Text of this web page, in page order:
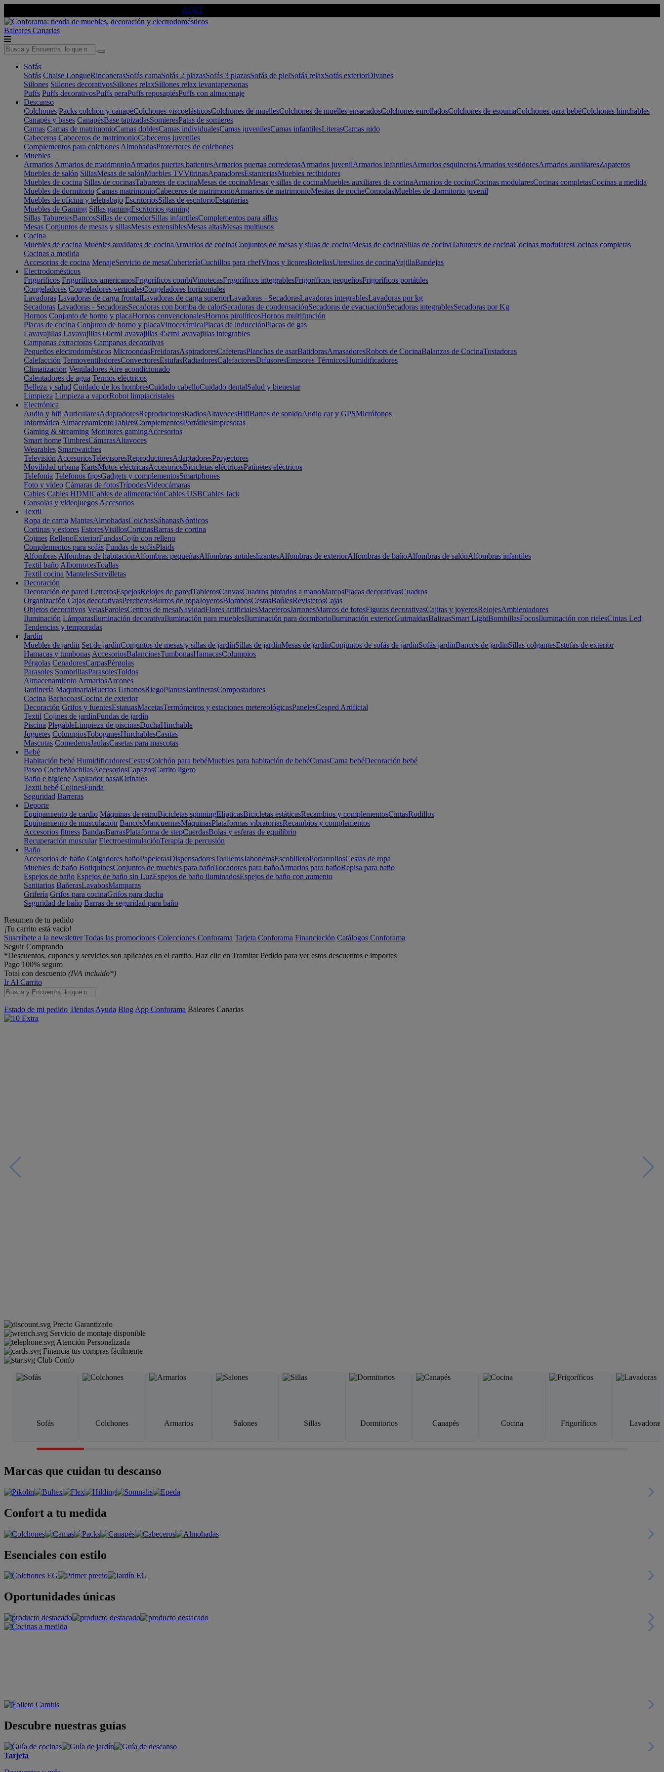
AQUÍ
Baleares Canarias
Sofás
Sofás Chaise LongueRinconerasSofás camaSofás 2 plazasSofás 3 plazasSofás de pielSofás relaxSofás exteriorDivanes
Sillones Sillones decorativosSillones relaxSillones relax levantapersonas
Puffs Puffs decorativosPuffs peraPuffs reposapiésPuffs con almacenaje
Descanso
Colchones Packs colchón y canapéColchones viscoelásticosColchones de muellesColchones de muelles ensacadosColchones enrolladosColchones de espumaColchones para bebéColchones hinchables
Canapés y bases CanapésBase tapizadasSomieresPatas de somieres
Camas Camas de matrimonioCamas doblesCamas individualesCamas juvenilesCamas infantilesLiterasCamas nido
Cabeceros Cabeceros de matrimonioCabeceros juveniles
Complementos para colchones AlmohadasProtectores de colchones
Muebles
Armarios Armarios de matrimonioArmarios puertas batientesArmarios puertas correderasArmarios juvenilArmarios infantilesArmarios esquinerosArmarios vestidoresArmarios auxiliaresZapateros
Muebles de salón SillasMesas de salónMuebles TVVitrinasAparadoresEstanteriasMuebles recibidores
Muebles de cocina Sillas de cocinasTaburetes de cocinaMesas de cocinaMesas y sillas de cocinaMuebles auxiliares de cocinaArmarios de cocinaCocinas modularesCocinas completasCocinas a medida
Muebles de dormitorio Camas matrimonioCabeceros de matrimonioArmarios de matrimonioMesitas de nocheComodasMuebles de dormitorio juvenil
Muebles de oficina y teletrabajo EscritoriosSillas de escritorioEstanterías
Muebles de Gaming Sillas gamingEscritorios gaming
Sillas TaburetesBancosSillas de comedorSillas infantilesComplementos para sillas
Mesas Conjuntos de mesas y sillasMesas extensiblesMesas altasMesas multiusos
Cocina
Muebles de cocina Muebles auxiliares de cocinaArmarios de cocinaConjuntos de mesas y sillas de cocinaMesas de cocinaSillas de cocinaTaburetes de cocinaCocinas modularesCocinas completas
Cocinas a medida
Accesorios de cocina MenajeServicio de mesaCuberteríaCuchillos para chefVinos y licoresBotellasUtensilios de cocinaVajillaBandejas
Electrodomésticos
Frigoríficos Frigoríficos americanosFrigoríficos combiVinotecasFrigoríficos integrablesFrigoríficos pequeñosFrigoríficos portátiles
Congeladores Congeladores verticalesCongeladores horizontales
Lavadoras Lavadoras de carga frontalLavadoras de carga superiorLavadoras - SecadorasLavadoras integrablesLavadoras por kg
Secadoras Lavadoras - SecadorasSecadoras con bomba de calorSecadoras de condensaciónSecadoras de evacuaciónSecadoras integrablesSecadoras por Kg
Hornos Conjunto de horno y placaHornos convencionalesHornos pirolíticosHornos multifunción
Placas de cocina Conjunto de horno y placaVitrocerámicaPlacas de inducciónPlacas de gas
Lavavajillas Lavavajillas 60cmLavavajillas 45cmLavavajillas integrables
Campanas extractoras Campanas decorativas
Pequeños electrodomésticos MicroondasFreidorasAspiradoresCafeterasPlanchas de asarBatidorasAmasadoresRobots de CocinaBalanzas de CocinaTostadoras
Calefacción TermoventiladoresConvectoresEstufasRadiadoresCalefactoresDifusoresEmisores TérmicosHumidificadores
Climatización Ventiladores Aire acondicionado
Calentadores de agua Termos eléctricos
Belleza y salud Cuidado de los hombresCuidado cabelloCuidado dentalSalud y bienestar
Limpieza Limpieza a vaporRobot limpiacristales
Electrónica
Audio y hifi AuricularesAdaptadoresReproductoresRadiosAltavocesHifiBarras de sonidoAudio car y GPSMicrófonos
Informática AlmacenamientoTabletsComplementosPortátilesImpresoras
Gaming & streaming Monitores gamingAccesorios
Smart home TimbresCámarasAltavoces
Wearables Smartwatches
Televisión AccesoriosTelevisoresReproductoresAdaptadoresProyectores
Movilidad urbana KartsMotos eléctricasAccesoriosBicicletas eléctricasPatinetes eléctricos
Telefonía Teléfonos fijosGadgets y complementosSmartphones
Foto y vídeo Cámaras de fotosTrípodesVideocámaras
Cables Cables HDMICables de alimentaciónCables USBCables Jack
Consolas y videojuegos Accesorios
Textil
Ropa de cama MantasAlmohadasColchasSábanasNórdicos
Cortinas y estores EstoresVisillosCortinasBarras de cortina
Cojines RellenoExteriorFundasCojín con relleno
Complementos para sofás Fundas de sofásPlaids
Alfombras Alfombras de habitaciónAlfombras pequeñasAlfombras antideslizantesAlfombras de exteriorAlfombras de bañoAlfombras de salónAlfombras infantiles
Textil baño AlbornocesToallas
Textil cocina MantelesServilletas
Decoración
Decoración de pared LetrerosEspejosRelojes de paredTablerosCanvasCuadros pintados a manoMarcosPlacas decorativasCuadros
Organización Cajas decorativasPercherosBurros de ropaJoyerosBiombosCestasBaúlesRevisterosCajas
Objetos decorativos VelasFarolesCentros de mesaNavidadFlores artificialesMaceterosJarronesMarcos de fotosFiguras decorativasCajitas y joyerosRelojesAmbientadores
Iluminación LámparasIluminación decorativaIluminación para mueblesIluminación para dormitorioIluminación exteriorGuirnaldasBalizasSmart LightBombillasFocosIluminación con rielesCintas Led
Tendencias y temporadas
Jardín
Muebles de jardín Set de jardínConjuntos de mesas y sillas de jardínSillas de jardínMesas de jardínConjuntos de sofás de jardínSofás jardínBancos de jardínSillas colgantesEstufas de exterior
Hamacas y tumbonas AccesoriosBalancinesTumbonasHamacasColumpios
Pérgolas CenadoresCarpasPérgolas
Parasoles SombrillasParasolesToldos
Almacenamiento ArmariosArcones
Jardinería MaquinariaHuertos UrbanosRiegoPlantasJardinerasCompostadores
Cocina BarbacoasCocina de exterior
Decoración Grifos y fuentesEstatuasMacetasTermómetros y estaciones metereológicasPanelesCesped Artificial
Textil Cojines de jardínFundas de jardín
Piscina PlegableLimpieza de piscinasDuchaHinchable
Juguetes ColumpiosToboganesHinchablesCasitas
Mascotas ComederosJaulasCasetas para mascotas
Bebé
Habitación bebé HumidificadoresCestasColchón para bebéMuebles para habitación de bebéCunasCama bebéDecoración bebé
Paseo CocheMochilasAccesoriosCapazosCarrito ligero
Baño e higiene Aspirador nasalOrinales
Textil bebé CojinesFunda
Seguridad Barreras
Deporte
Equipamiento de cardio Máquinas de remoBicicletas spinningElípticasBicicletas estáticasRecambios y complementosCintasRodillos
Equipamiento de musculación BancosMancuernasMáquinasPlataformas vibratoriasRecambios y complementos
Accesorios fitness BandasBarrasPlataforma de stepCuerdasBolas y esferas de equilibrio
Recuperación muscular ElectroestimulaciónTerapia de percusión
Baño
Accesorios de baño Colgadores bañoPapelerasDispensadoresToallerosJabonerasEscobilleroPortarrollosCestas de ropa
Muebles de baño BotiquinesConjuntos de muebles para bañoTocadores para bañoArmarios para bañoRepisa para baño
Espejos de baño Espejos de baño sin LuzEspejos de baño iluminadosEspejos de baño con aumento
Sanitarios BañerasLavabosMamparas
Grifería Grifos para cocinaGrifos para ducha
Seguridad de baño Barras de seguridad para baño
Resumen de tu pedido
¡Tu carrito está vacío!
Suscríbete a la newsletter Todas las promociones Colecciones Conforama Tarjeta Conforama Financiación Catálogos Conforama
Seguir Comprando
*Descuentos, cupones y servicios son aplicados en el carrito. Haz clic en Tramitar Pedido para ver estos descuentos e importes
Pago 100% seguro
Total con descuento (IVA incluido*)
Ir Al Carrito
Estado de mi pedido Tiendas Ayuda Blog App Conforama Baleares Canarias
Precio Garantizado
Servicio de montaje disponible
Atención Personalizada
Financia tus compras fácilmente
Club Confo
Sofás Colchones Armarios Salones Sillas Dormitorios Canapés Cocina Frigoríficos Lavadoras
Marcas que cuidan tu descanso
Confort a tu medida
Esenciales con estilo
Oportunidades únicas
Descubre nuestras guías
Tarjeta